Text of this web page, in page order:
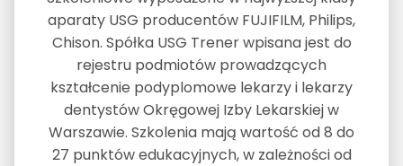
aparaty USG producentów FUJIFILM, Philips,
Chison. Spółka USG Trener wpisana jest do
rejestru podmiotów prowadzących
kształcenie podyplomowe lekarzy i lekarzy
dentystów Okręgowej Izby Lekarskiej w
Warszawie. Szkolenia mają wartość od 8 do
27 punktów edukacyjnych, w zależności od